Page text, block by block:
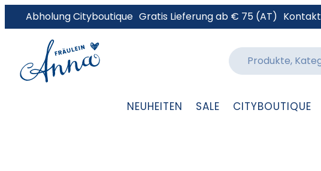
Abholung Cityboutique Gratis Lieferung ab € 75 (AT) Kontakt
NEUHEITEN SALE CITYBOUTIQUE